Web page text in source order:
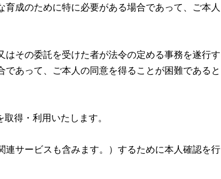
成のために特に必要がある場合であって、ご本人
その委託を受けた者が法令の定める事務を遂行す
あって、ご本人の同意を得ることが困難であると
得・利用いたします。
サービスも含みます。）するために本人確認を行